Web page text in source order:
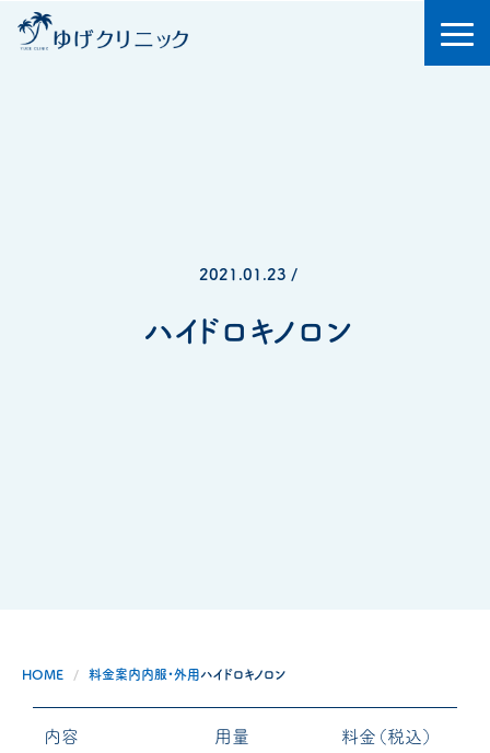
2021.01.23 /
ハイドロキノロン
HOME 料金案内内服・外用ハイドロキノロン
内容 用量 料金（税込）